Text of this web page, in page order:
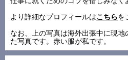
より詳細なプロフィールはこちらを
なお、上の写真は海外出張中に現
た写真です。赤い服が私です。